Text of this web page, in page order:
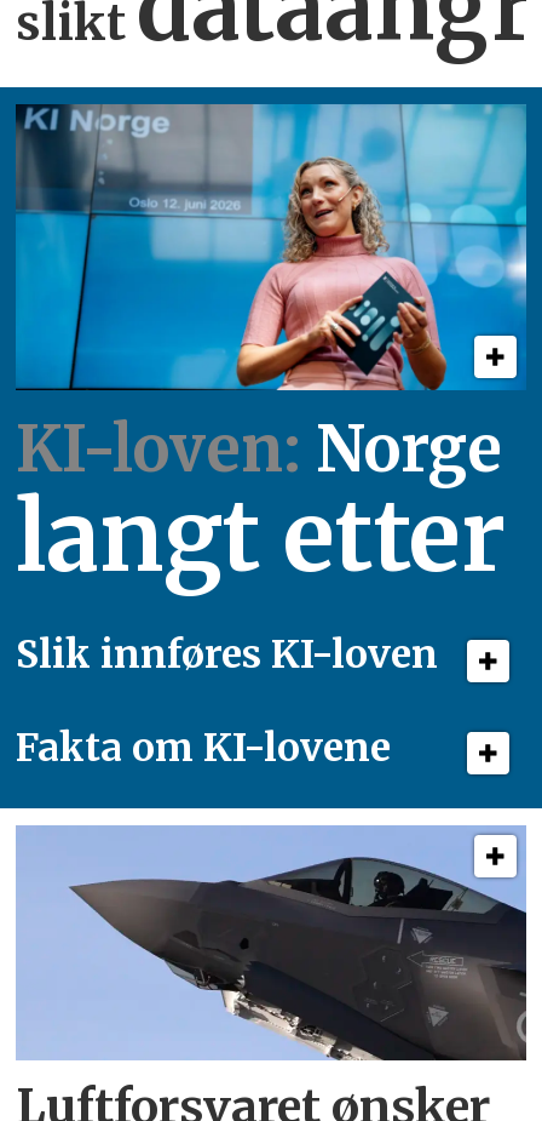
slikt
KI-loven: Norge
langt etter
Slik innføres KI-loven
Fakta om KI-lovene
Luftforsvaret ønsker